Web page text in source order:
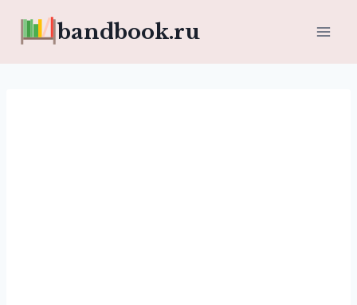
bandbook.ru